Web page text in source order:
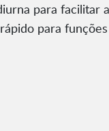
para facilitar
para